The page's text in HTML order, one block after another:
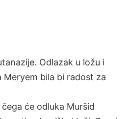
Odlazak u ložu i
Meryem bila bi radost za
će odluka Muršid